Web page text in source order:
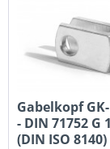
Gabelkopf
- DIN 71752 G
(DIN ISO 8140)